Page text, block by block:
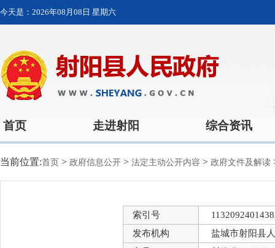
今天是： 2026年08月08日 星期六
首页 走进射阳 综合资讯
当前位置:首页 > 政府信息公开 > 法定主动公开内容 > 政府文件及解读
索引号
发布机构
盐城市射阳县